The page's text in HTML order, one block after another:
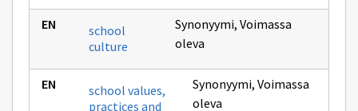
school
culture
Synonyymi, Voimassa
oleva
school values,
practices and
Synonyymi, Voimassa
oleva